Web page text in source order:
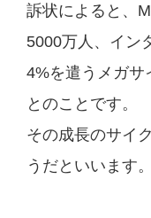
訴状によると、
5000万人、イン
4%を遣うメガサ
とのことです。
その成長のサイ
うだといいます。